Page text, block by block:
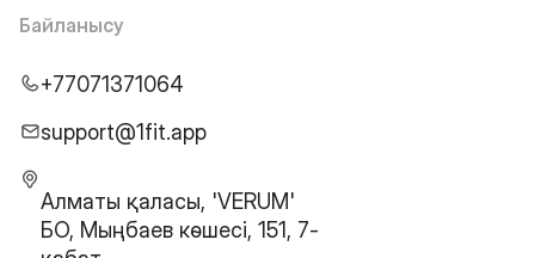
Байланысу
+77071371064
support@1fit.app
Алматы қаласы, 'VERUM'
БО, Мыңбаев көшесі, 151, 7-